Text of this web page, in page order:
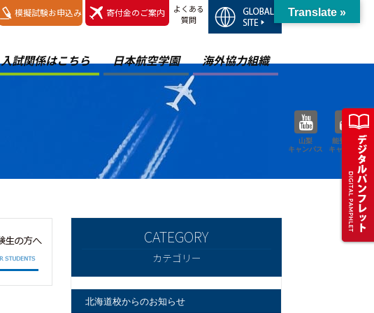
模擬試験お申込み 寄付金のご案内
よくある
質問
入試関係はこちら 日本航空学園 海外協力組織
山梨
キャンパス
能登空港
キャンパス
カテゴリー
北海道校からのお知らせ
Translate »